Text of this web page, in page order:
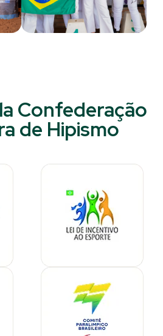
Confederação
de Hipismo